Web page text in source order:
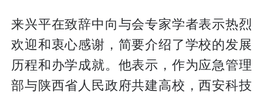
来兴平在致辞中向与会专家学者表示热烈
欢迎和衷心感谢，简要介绍了学校的发展
历程和办学成就。他表示，作为应急管理
部与陕西省人民政府共建高校，西安科技